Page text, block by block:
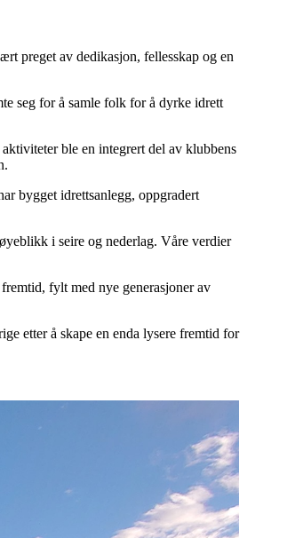
preget av dedikasjon, fellesskap og en
seg for å samle folk for å dyrke idrett
ble en integrert del av klubbens
bygget idrettsanlegg, oppgradert
i seire og nederlag. Våre verdier
fylt med nye generasjoner av
etter å skape en enda lysere fremtid for